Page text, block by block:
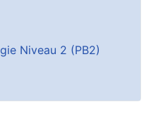
Niveau 2 (PB2)